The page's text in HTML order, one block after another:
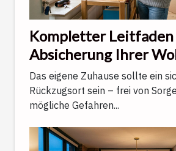
Kompletter Leitfaden
Absicherung Ihrer
gegen alltägliche
Unwägbarkeiten
Das eigene Zuhause sollte ein
Rückzugsort sein – frei von
mögliche Gefahren...